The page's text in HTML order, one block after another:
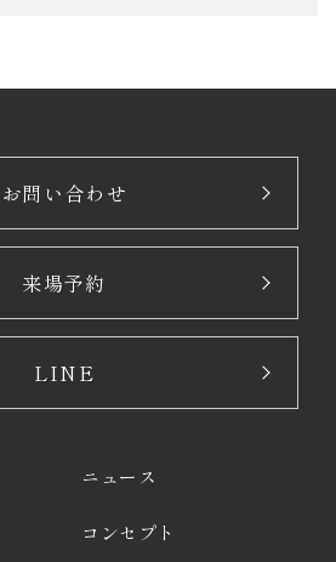
お問い合わせ
来場予約
LINE
ニュース
コンセプト